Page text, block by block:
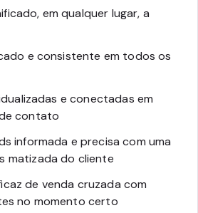
em qualquer lugar, a
e consistente em todos os
e conectadas em
contato
informada e precisa com uma
matizada do cliente
de venda cruzada com
no momento certo